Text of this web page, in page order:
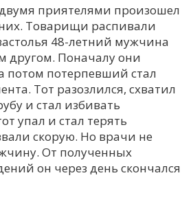
Х
Ч
Я
приятелями произошел
Товарищи распивали
48-летний мужчина
другом. Поначалу они
потом потерпевший стал
Тот разозлился, схватил
и стал избивать
упал и стал терять
скорую. Но врачи не
От полученных
он через день скончался